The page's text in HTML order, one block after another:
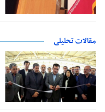
مقالات تحلیلی